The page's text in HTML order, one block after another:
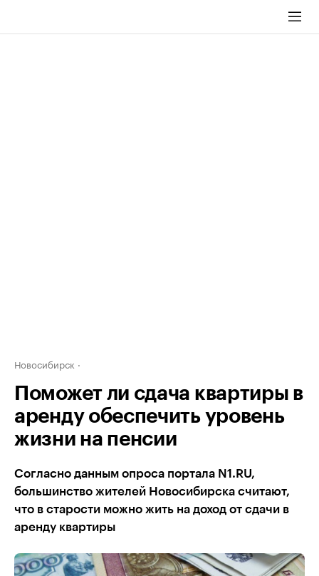
Новосибирск
Поможет ли сдача квартиры в
аренду обеспечить уровень
жизни на пенсии
Согласно данным опроса портала N1.RU,
большинство жителей Новосибирска считают,
что в старости можно жить на доход от сдачи в
аренду квартиры